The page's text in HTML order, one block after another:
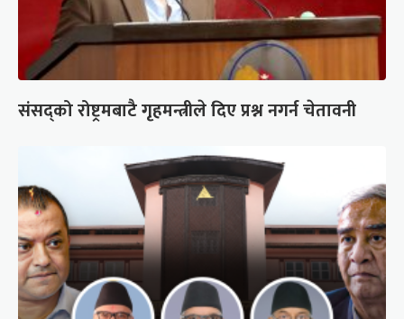
संसद्को रोष्ट्रमबाटै गृहमन्त्रीले दिए प्रश्न नगर्न चेतावनी